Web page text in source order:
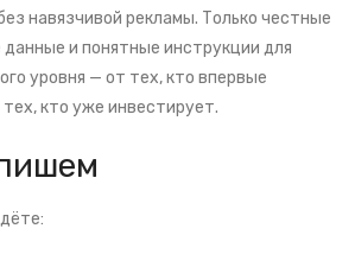
навязчивой рекламы. Только честные
и понятные инструкции для
уровня — от тех, кто впервые
кто уже инвестирует.